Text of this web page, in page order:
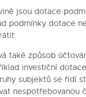
jsou dotace
podmínky dotace
také způsob
investiční
subjektů se řídí
nespotřebovanou